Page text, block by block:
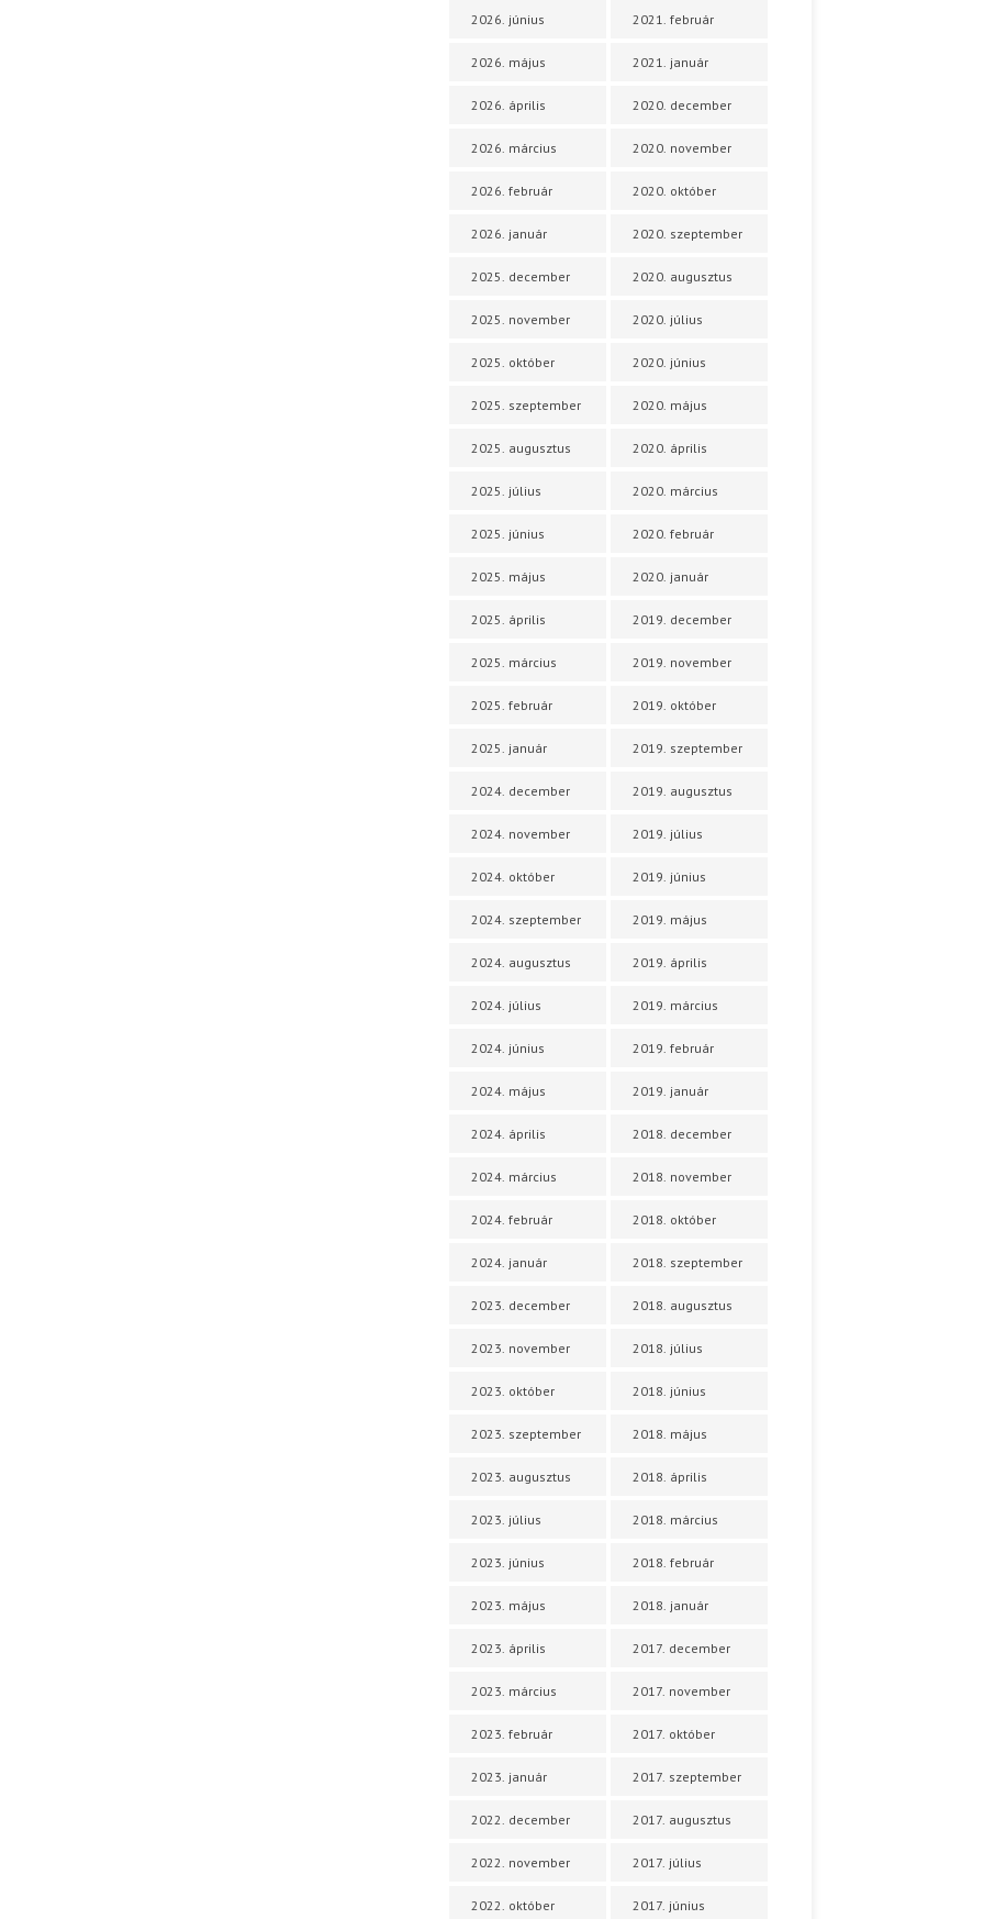
2026. június
2026. május
2026. április
2026. március
2026. február
2026. január
2025. december
2025. november
2025. október
2025. szeptember
2025. augusztus
2025. július
2025. június
2025. május
2025. április
2025. március
2025. február
2025. január
2024. december
2024. november
2024. október
2024. szeptember
2024. augusztus
2024. július
2024. június
2024. május
2024. április
2024. március
2024. február
2024. január
2023. december
2023. november
2023. október
2023. szeptember
2023. augusztus
2023. július
2023. június
2023. május
2023. április
2023. március
2023. február
2023. január
2022. december
2022. november
2022. október
2021. február
2021. január
2020. december
2020. november
2020. október
2020. szeptember
2020. augusztus
2020. július
2020. június
2020. május
2020. április
2020. március
2020. február
2020. január
2019. december
2019. november
2019. október
2019. szeptember
2019. augusztus
2019. július
2019. június
2019. május
2019. április
2019. március
2019. február
2019. január
2018. december
2018. november
2018. október
2018. szeptember
2018. augusztus
2018. július
2018. június
2018. május
2018. április
2018. március
2018. február
2018. január
2017. december
2017. november
2017. október
2017. szeptember
2017. augusztus
2017. július
2017. június